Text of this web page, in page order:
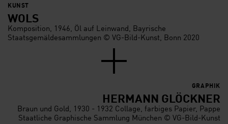
KUNST
WOLS
Komposition, 1946, Öl auf Leinwand, Bayrische
Staatsgemäldesammlungen © VG-Bild-Kunst, Bonn 2020
GRAPHIK
HERMANN GLÖCKNER
Braun und Gold, 1930 - 1932 Collage, farbiges Papier, Pappe
Staatliche Graphische Sammlung München © VG-Bild-Kunst